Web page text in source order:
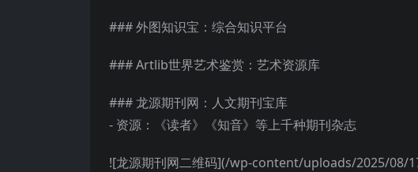
### 外图知识宝：综合知识平台
### Artlib世界艺术鉴赏：艺术资源库
### 龙源期刊网：人文期刊宝库
- 资源：《读者》《知音》等上千种期刊杂志
![龙源期刊网二维码](/wp-content/uploads/2025/08/